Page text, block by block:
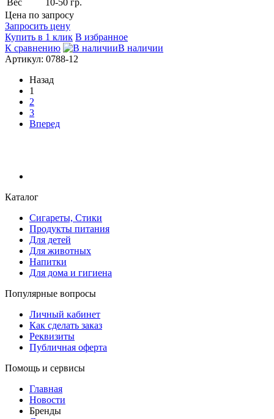
Цена по запросу
Запросить цену
Купить в 1 клик В избранное
К сравнению
В наличии
Артикул: 0788-12
Назад
1
2
3
Вперед
Каталог
Сигареты, Стики
Продукты питания
Для детей
Для животных
Напитки
Для дома и гигиена
Популярные вопросы
Личный кабинет
Как сделать заказ
Реквизиты
Публичная оферта
Помощь и сервисы
Главная
Новости
Бренды